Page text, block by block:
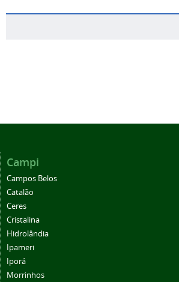
Campi
Campos Belos
Catalão
Ceres
Cristalina
Hidrolândia
Ipameri
Iporá
Morrinhos